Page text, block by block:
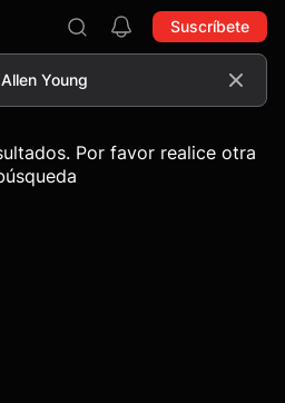
Suscríbete
Por favor realice otra